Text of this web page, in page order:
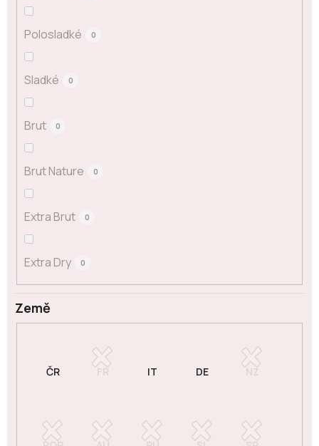
Země
Polosladké 0
Sladké 0
Brut 0
Brut Nature 0
Extra Brut 0
Extra Dry 0